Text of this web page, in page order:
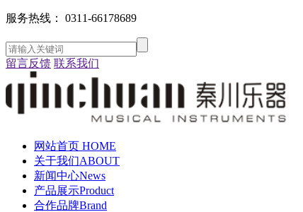
服务热线： 0311-66178689
留言反馈 联系我们
网站首页 HOME
关于我们ABOUT
新闻中心News
产品展示Product
合作品牌Brand